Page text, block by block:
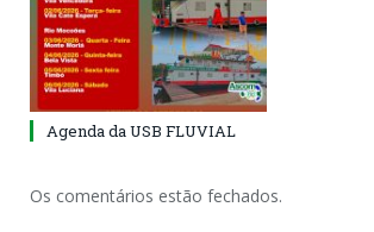
Agenda da USB FLUVIAL
Os comentários estão fechados.